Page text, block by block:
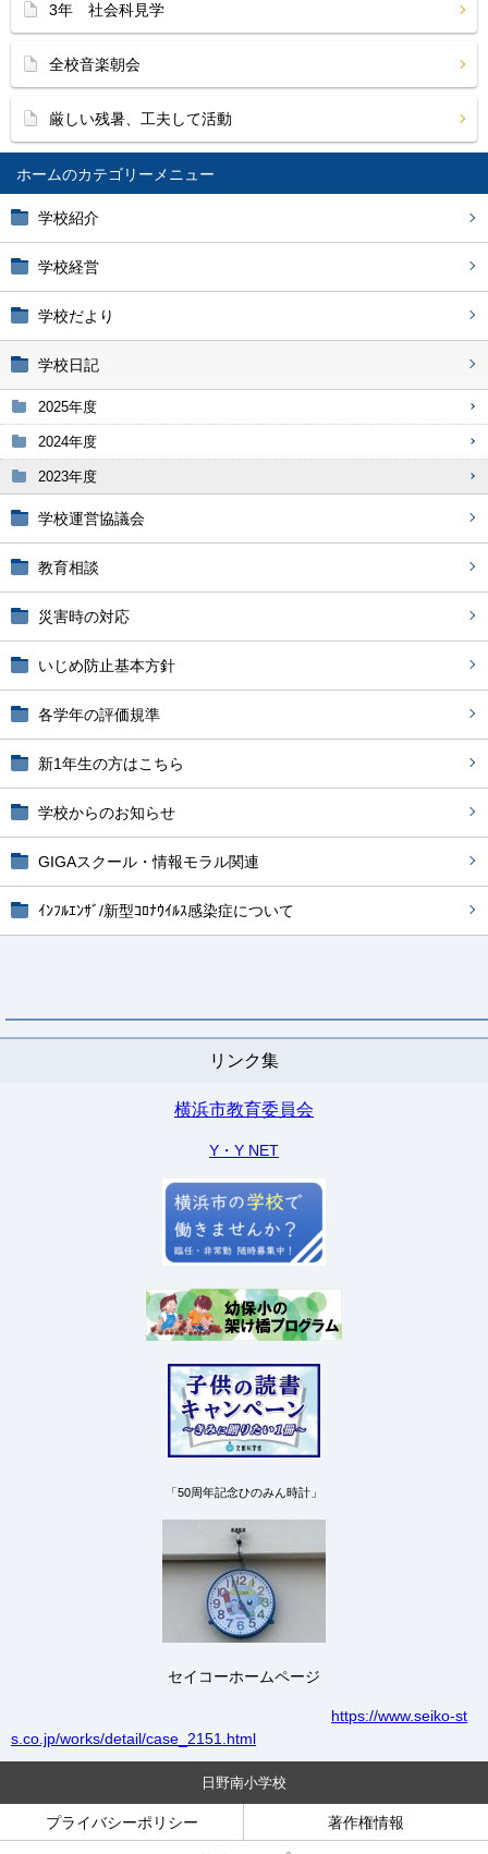
ホーム
学校紹介
学校経営
学校だより
学校日記
2025年度
2024年度
2023年度
学校運営協議会
教育相談
災害時の対応
いじめ防止基本方針
各学年の評価規準
新1年生の方はこちら
学校からのお知らせ
GIGAスクール・情報モラル関連
ｲﾝﾌﾙｴﾝｻﾞ/新型ｺﾛﾅｳｲﾙｽ感染症について
リンク集
横浜市教育委員会
Y・Y NET
「50周年記念ひのみん時計」
セイコーホームページ
https://www.seiko-st
s.co.jp/works/detail/case_2151.html
3年 社会科見学
全校音楽朝会
厳しい残暑、工夫して活動
日野南小学校
プライバシーポリシー 著作権情報